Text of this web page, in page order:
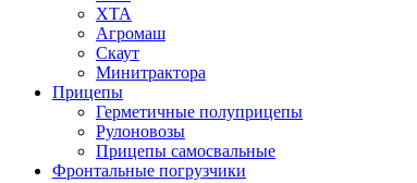
ХТА
Агромаш
Скаут
Минитрактора
Прицепы
Герметичные полуприцепы
Рулоновозы
Прицепы самосвальные
Фронтальные погрузчики